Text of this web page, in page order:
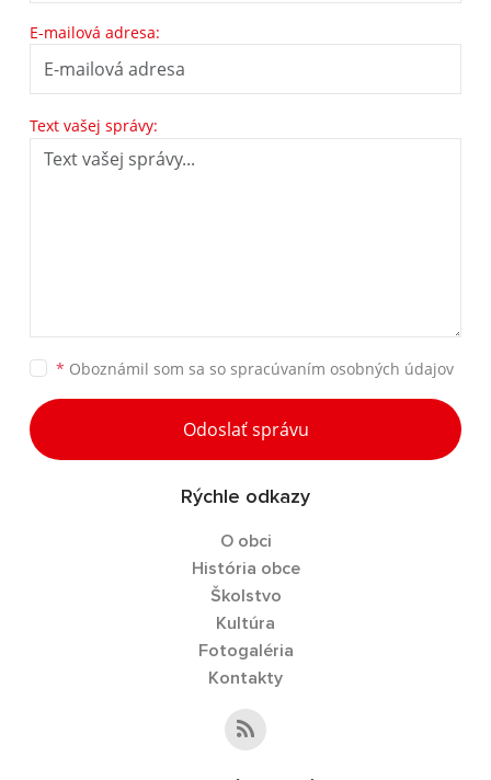
E-mailová adresa:
Text vašej správy:
* Oboznámil som sa so spracúvaním osobných údajov
Odoslať správu
Rýchle odkazy
O obci
História obce
Školstvo
Kultúra
Fotogaléria
Kontakty